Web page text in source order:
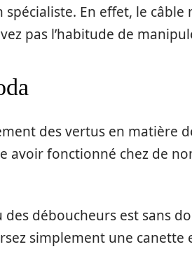
spécialiste. En effet, le
pas l’habitude de
des vertus en matière
avoir fonctionné chez de
des déboucheurs est sans
simplement une canette